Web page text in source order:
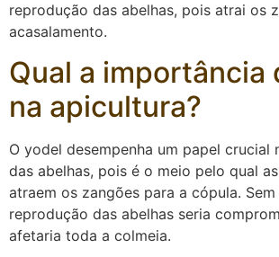
reprodução das abelhas, pois atrai os
acasalamento.
Qual a importância
na apicultura?
O yodel desempenha um papel crucial
das abelhas, pois é o meio pelo qual
atraem os zangões para a cópula.
reprodução das abelhas seria
afetaria toda a colmeia.